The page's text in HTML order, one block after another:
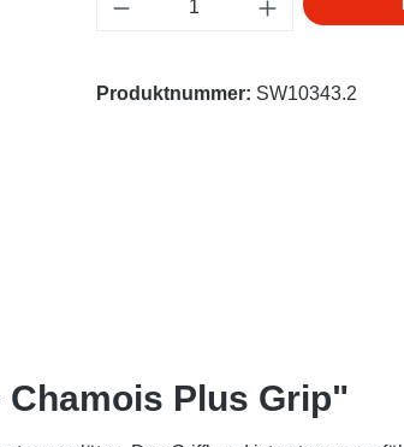
Produktnummer: SW10343.2
Plus Grip"